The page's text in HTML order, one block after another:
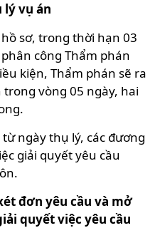
lý vụ án
sơ, trong thời hạn 03
công Thẩm phán
kiện, Thẩm phán sẽ ra
vòng 05 ngày, hai
ngày thụ lý, các đương
giải quyết yêu cầu
đơn yêu cầu và mở
quyết việc yêu cầu